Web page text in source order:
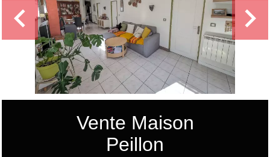
Vente Maison
Peillon